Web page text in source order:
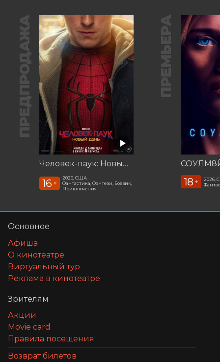
ПРЕДПРОДАЖА
Человек-паук: Новый день
16 +
2026, США
Фантастика, Фэнтези, Боевик,
Приключения
ПРЕМЬЕРА
18 +
2026,
Основное
Афиша
О кинотеатре
Виртуальный тур
Реклама в кинотеатре
Зрителям
Акции
Movie card
Правила посещения
Возврат билетов